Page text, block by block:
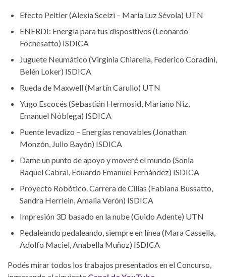
Efecto Peltier (Alexia Scelzi – María Luz Sévola) UTN
ENERDI: Energía para tus dispositivos (Leonardo
Fochesatto) ISDICA
Juguete Neumático (Virginia Chiarella, Federico Coradini,
Belén Loker) ISDICA
Rueda de Maxwell (Martín Carullo) UTN
Yugo Escocés (Sebastián Hermosid, Mariano Niz,
Emanuel Nóblega) ISDICA
Puente levadizo – Energías renovables (Jonathan
Monzón, Julio Bayón) ISDICA
Dame un punto de apoyo y moveré el mundo (Sonia
Raquel Cabral, Eduardo Emanuel Fernández) ISDICA
Proyecto Robótico. Carrera de Cilias (Fabiana Bussatto,
Sandra Herrlein, Amalia Verón) ISDICA
Impresión 3D basado en la nube (Guido Adente) UTN
Pedaleando pedaleando, siempre en línea (Mara Cassella,
Adolfo Maciel, Anabella Muñoz) ISDICA
Podés mirar todos los trabajos presentados en el Concurso,